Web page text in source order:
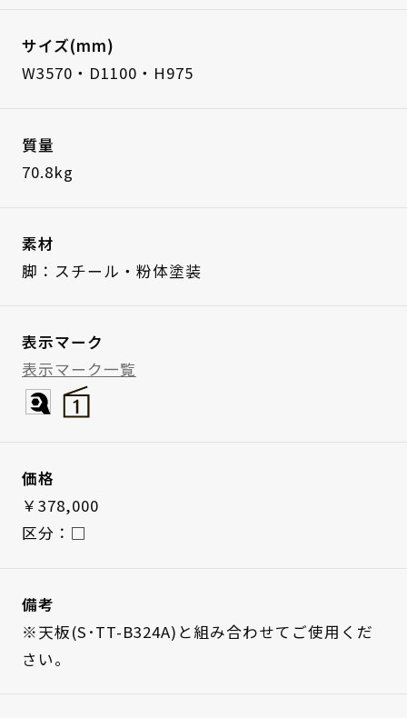
サイズ(mm)
W3570・D1100・H975
質量
70.8kg
素材
脚：スチール・粉体塗装
表示マーク
表示マーク一覧
価格
￥378,000
区分：□
備考
※天板(S･TT-B324A)と組み合わせてご使用くだ
さい。